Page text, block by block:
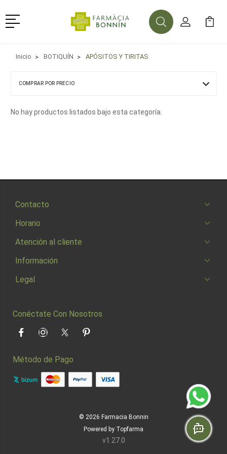
Menú
BuscarMi Cuenta
Mi
Inicio BOTIQUÍN APÓSITOS Y TIRITAS
COMPRAR POR PRECIO
No hay productos listados bajo esta categoría.
Contacto
Horario
Atención al cliente
Información
Legal
Conéctate Con Nosotros
FacebookInstagramTwitter Pinterest
Método de Pago
© 2026 Farmacia Bonnin
Powered by Topfarma
v1.27.0